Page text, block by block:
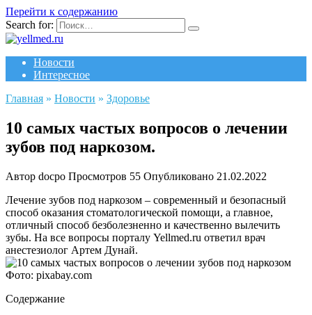
Перейти к содержанию
Search for:
Новости
Интересное
Главная » Новости » Здоровье
10 самых частых вопросов о лечении
зубов под наркозом.
Автор docpo Просмотров 55 Опубликовано 21.02.2022
Лечение зубов под наркозом – современный и безопасный
способ оказания стоматологической помощи, а главное,
отличный способ безболезненно и качественно вылечить
зубы. На все вопросы порталу Yellmed.ru ответил врач
анестезиолог Артем Дунай.
Фото: pixabay.com
Содержание